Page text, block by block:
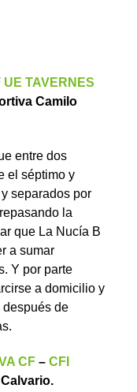
UE TAVERNES
Camilo
entre dos
el séptimo y
separados por
la
que La Nucía B
a sumar
Y por parte
a domicilio y
de
CF – CFI